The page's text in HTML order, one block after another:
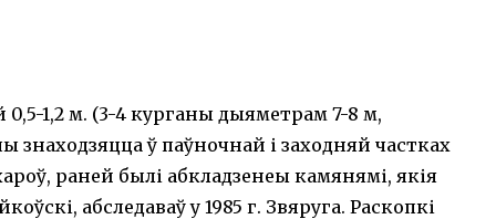
1,2 м. (3-4 курганы дыяметрам 7-8 м,
ў паўночнай і заходняй частках
раней былі абкладзенеы камянямі, якія
абследаваў у 1985 г. Звяруга. Раскопкі